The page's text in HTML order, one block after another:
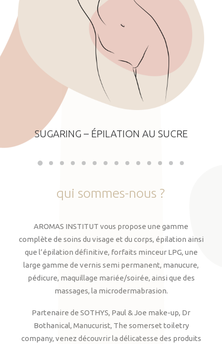
SUGARING – ÉPILATION AU SUCRE
qui sommes-nous ?
AROMAS INSTITUT vous propose une gamme
complète de soins du visage et du corps, épilation ainsi
que l’épilation définitive, forfaits minceur LPG, une
large gamme de vernis semi permanent, manucure,
pédicure, maquillage mariée/soirée, ainsi que des
massages, la microdermabrasion.
Partenaire de SOTHYS, Paul & Joe make-up, Dr
Bothanical, Manucurist, The somerset toiletry
company, venez découvrir la délicatesse des produits